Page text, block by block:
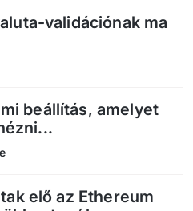
validációnak ma
beállítás, amelyet
elő az Ethereum